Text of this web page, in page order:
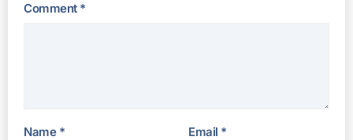
Comment *
Name * Email *